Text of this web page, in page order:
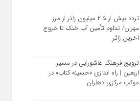
تردد بیش از ۲.۵ میلیون زائر از مرز
مهران/ تداوم تأمین آب خنک تا خروج
آخرین زائر
ترویج فرهنگ عاشورایی در مسیر
اربعین | راه‌ اندازی «حسینه کتاب» در
موکب مرکزی دهلران